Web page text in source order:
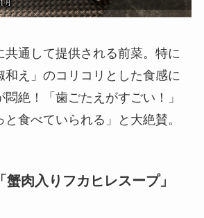
共通して提供される前菜。特に
和え」のコリコリとした食感に
絶！「歯ごたえがすごい！」
と食べていられる」と大絶賛。
肉入りフカヒレスープ」